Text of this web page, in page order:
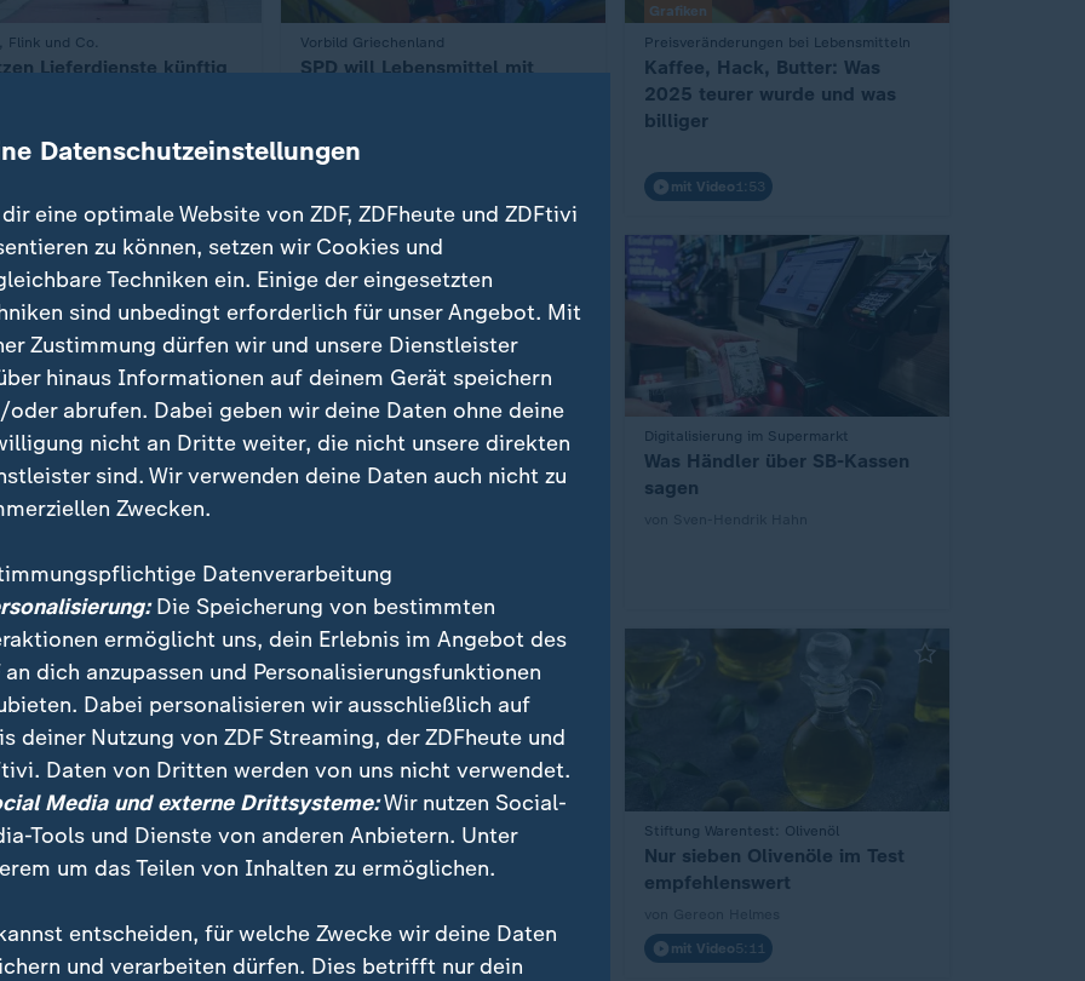
Flink und Co.
Lieferdienste künftig
Vorbild Griechenland
:
SPD will Lebensmittel mit
von Henning Behrens
Grafiken
Preisveränderungen bei Lebensmitteln
:
Kaffee, Hack, Butter: Was
2025 teurer wurde und was
billiger
mit Video 1:53
warnt vor
der
Video1:33
Nachrichten | heute
:
"Nur noch vier Große haben
das Sagen"
Video1:16
Digitalisierung im Supermarkt
:
Was Händler über SB-Kassen
sagen
beim Einkaufen
bieten mehr
als Treue-Apps
Verbraucher entlasten
:
Supermärkte wollen bei
Preissenkungen nachziehen
Stiftung Warentest: Olivenöl
:
Nur sieben Olivenöle im Test
empfehlenswert
mit Video5:11
Datenschutzeinstellungen
eine optimale Website von ZDF, ZDFheute und ZDFtivi
zu können, setzen wir Cookies und
Techniken ein. Einige der eingesetzten
sind unbedingt erforderlich für unser Angebot. Mit
Zustimmung dürfen wir und unsere Dienstleister
hinaus Informationen auf deinem Gerät speichern
oder abrufen. Dabei geben wir deine Daten ohne deine
nicht an Dritte weiter, die nicht unsere direkten
sind. Wir verwenden deine Daten auch nicht zu
Zwecken.
Datenverarbeitung
Die Speicherung von bestimmten
ermöglicht uns, dein Erlebnis im Angebot des
an dich anzupassen und Personalisierungsfunktionen
Dabei personalisieren wir ausschließlich auf
deiner Nutzung von ZDF Streaming, der ZDFheute und
Daten von Dritten werden von uns nicht verwendet.
Media und externe Drittsysteme:Wir nutzen Social-
Tools und Dienste von anderen Anbietern. Unter
um das Teilen von Inhalten zu ermöglichen.
entscheiden, für welche Zwecke wir deine Daten
und verarbeiten dürfen. Dies betrifft nur dein